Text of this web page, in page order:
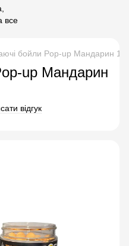
бойли Pop-up Мандарин
up Мандарин
відгук